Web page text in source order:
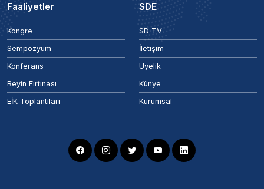
Faaliyetler
Kongre
Sempozyum
Konferans
Beyin Fırtınası
EİK Toplantıları
SDE
SD TV
İletişim
Üyelik
Künye
Kurumsal